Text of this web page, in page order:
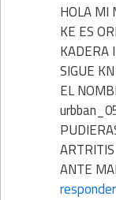
HOLA MI
KE ES
KADERA
SIGUE
EL
ANTE
responder